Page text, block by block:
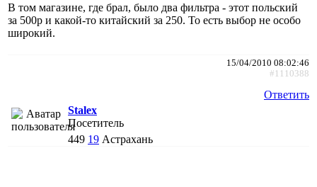
В том магазине, где брал, было два фильтра - этот польский
за 500р и какой-то китайский за 250. То есть выбор не особо
широкий.
15/04/2010 08:02:46
#1110388
Ответить
Stalex
Посетитель
449 19 Астрахань